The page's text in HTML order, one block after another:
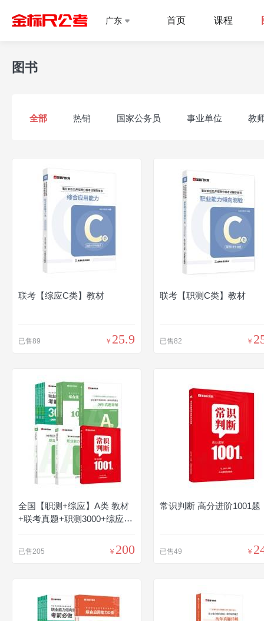
广东 首页 课程
图书
全部 热销 国家公务员 事业单位 教
联考【综应C类】教材
已售89 ￥ 25.9
联考【职测C类】教材
已售82 ￥
全国【职测+综应】A类 教材
+联考真题+职测3000+综应10
已售205 ￥ 200
常识判断 高分进阶1001题
已售49 ￥